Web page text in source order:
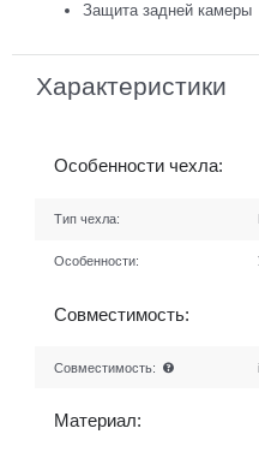
Защита задней камеры
Характеристики
Особенности чехла:
Тип чехла:
Особенности:
Совместимость:
Совместимость:
Материал: